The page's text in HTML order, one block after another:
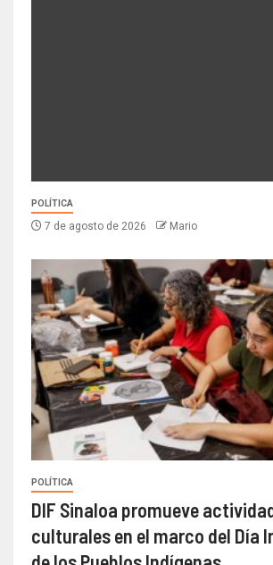
POLÍTICA
7 de agosto de 2026 Mario
POLÍTICA
DIF Sinaloa promueve
culturales en el marco del Día